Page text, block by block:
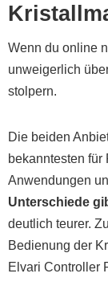
Wenn du online
unweigerlich
stolpern.
Die beiden
bekanntesten für
Anwendungen
Unterschiede
deutlich teurer.
Bedienung der
Elvari Controller